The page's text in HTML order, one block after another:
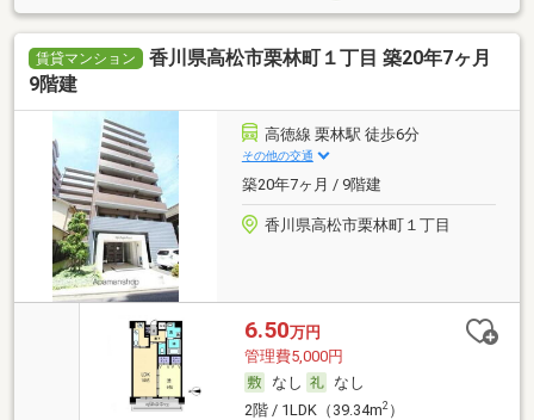
賃貸マンション
香川県高松市栗林町１丁目 築20年7ヶ月
9階建
高徳線 栗林駅 徒歩6分
その他の交通
築20年7ヶ月 / 9階建
香川県高松市栗林町１丁目
6.50万円
管理費5,000円
なし
なし
2階 / 1LDK（39.34m2）